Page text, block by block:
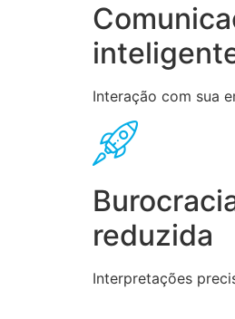
Interação com sua
reduzida
Interpretações